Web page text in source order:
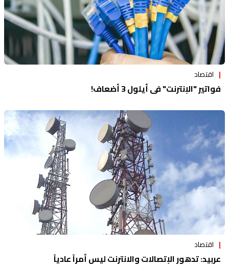
اقتصاد
فواتير "الإنترنت" في أيلول 3 أضعاف!
اقتصاد
عربيد: تدهور الإتصالات والانترنت ليس أمراً عادياً